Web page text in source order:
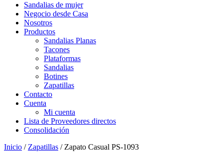
Sandalias de mujer
Negocio desde Casa
Nosotros
Productos
Sandalias Planas
Tacones
Plataformas
Sandalias
Botines
Zapatillas
Contacto
Cuenta
Mi cuenta
Lista de Proveedores directos
Consolidación
Inicio / Zapatillas / Zapato Casual PS-1093